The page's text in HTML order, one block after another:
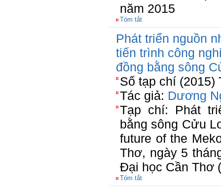
năm 2015
Tóm tắt
Phát triển nguồn
tiến trình công
đồng bằng sông
Số tạp chí (2015)
Tác giả: Dương
Tạp chí: Phát
bằng sông Cửu
future of the
Thơ, ngày 5
Đại học Cần Thơ
Tóm tắt